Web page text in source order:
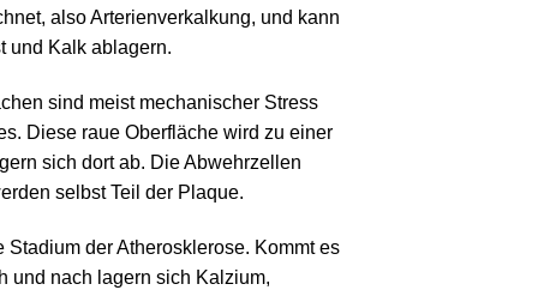
also Arterienverkalkung, und kann
und Kalk ablagern.
sind meist mechanischer Stress
Diese raue Oberfläche wird zu einer
sich dort ab. Die Abwehrzellen
selbst Teil der Plaque.
der Atherosklerose. Kommt es
und nach lagern sich Kalzium,